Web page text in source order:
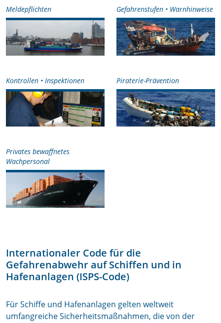
Meldepflichten Gefahrenstufen • Warnhinweise
Kontrollen • Inspektionen Piraterie-Prävention
Privates bewaffnetes
Wachpersonal
Internationaler Code für die
Gefahrenabwehr auf Schiffen und in
Hafenanlagen (ISPS-Code)
Für Schiffe und Hafenanlagen gelten weltweit
umfangreiche Sicherheitsmaßnahmen, die von der